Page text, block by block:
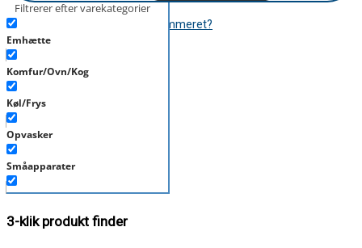
Tørretumbler
Tilbehør/Plejemidler
Vaskemaskine
Filtrerer efter varekategorier
Emhætte
Komfur/Ovn/Kog
Køl/Frys
Opvasker
Småapparater
Støvsuger
Tørretumbler
Hvor finder jeg modelnummeret?
Mere end 6.000 produkter
Over 400 mærker
3-klik produkt finder